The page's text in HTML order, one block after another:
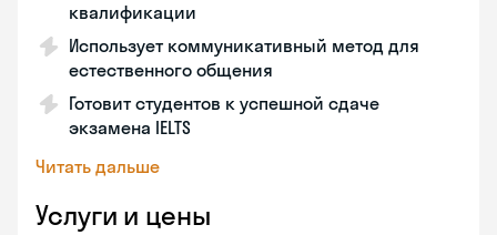
квалификации
Использует коммуникативный метод для
естественного общения
Готовит студентов к успешной сдаче
экзамена IELTS
Читать дальше
Услуги и цены